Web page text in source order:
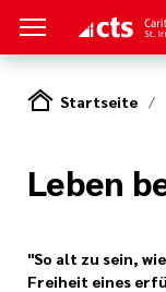
Arbeit
Pflege
Startseite
Leben
"So alt zu sein,
Freiheit eines